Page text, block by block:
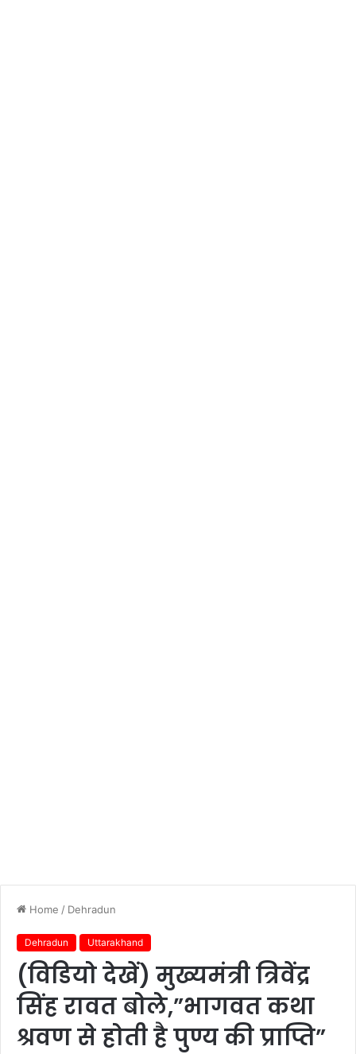
Home / Dehradun
Dehradun Uttarakhand
(विडियो देखें) मुख्यमंत्री त्रिवेंद्र
सिंह रावत बोले,”भागवत कथा
श्रवण से होती है पुण्य की प्राप्ति”